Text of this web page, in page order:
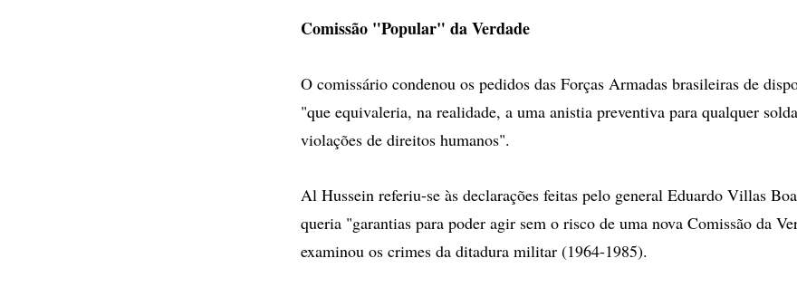
Comissão "Popular" da Verdade
O comissário condenou os pedidos das Forças Armadas brasileiras de
"que equivaleria, na realidade, a uma anistia preventiva para qualquer
violações de direitos humanos".
Al Hussein referiu-se às declarações feitas pelo general Eduardo Villas
queria "garantias para poder agir sem o risco de uma nova Comissão da
examinou os crimes da ditadura militar (1964-1985).